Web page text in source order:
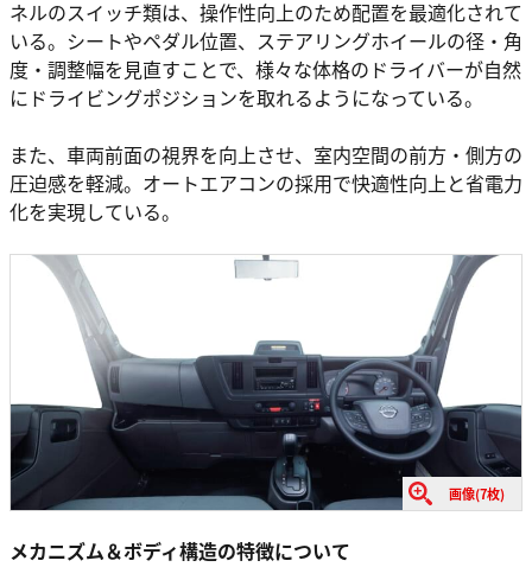
ネルのスイッチ類は、操作性向上のため配置を最適化されて
いる。シートやペダル位置、ステアリングホイールの径・角
度・調整幅を見直すことで、様々な体格のドライバーが自然
にドライビングポジションを取れるようになっている。
また、車両前面の視界を向上させ、室内空間の前方・側方の
圧迫感を軽減。オートエアコンの採用で快適性向上と省電力
化を実現している。
画像(7枚)
メカニズム＆ボディ構造の特徴について